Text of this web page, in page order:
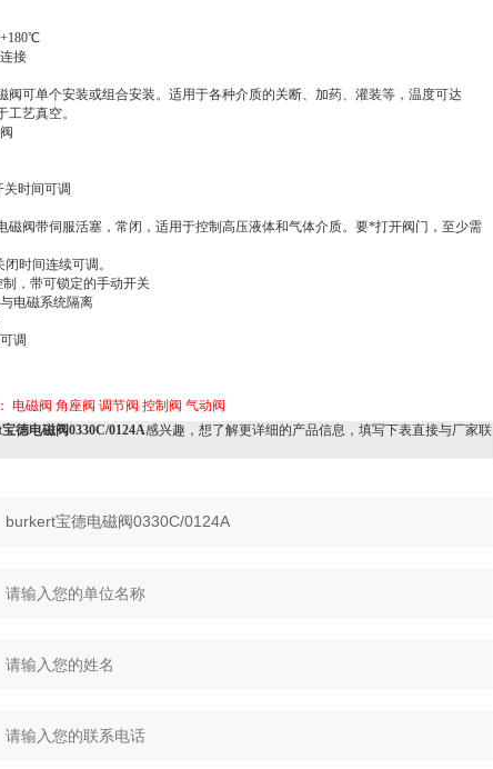
接
阀可单个安装或组合安装。适用于各种介质的关断、加药、灌装等，温度可达
艺真空。
关时间可调
磁阀带伺服活塞，常闭，适用于控制高压液体和气体介质。要*打开阀门，至少需
时间连续可调。
，带可锁定的手动开关
电磁系统隔离
调
电磁阀 角座阀 调节阀 控制阀 气动阀
德电磁阀0330C/0124A感兴趣，想了解更详细的产品信息，填写下表直接与厂家联